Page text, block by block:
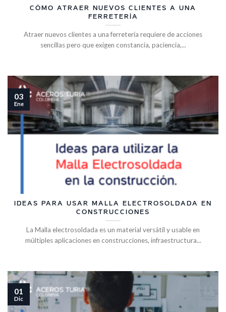
CÓMO ATRAER NUEVOS CLIENTES A UNA
FERRETERÍA
Atraer nuevos clientes a una ferretería requiere de acciones
sencillas pero que exigen constancia, paciencia,...
IDEAS PARA USAR MALLA ELECTROSOLDADA EN
CONSTRUCCIONES
La Malla electrosoldada es un material versátil y usable en
múltiples aplicaciones en construcciones, infraestructura...
03
Ene
01
Dic